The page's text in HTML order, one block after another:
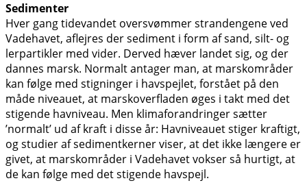
Sedimenter
Hver gang tidevandet oversvømmer strandengene ved
Vadehavet, aflejres der sediment i form af sand, silt- og
lerpartikler med vider. Derved hæver landet sig, og der
dannes marsk. Normalt antager man, at marskområder
kan følge med stigninger i havspejlet, forstået på den
måde niveauet, at marskoverfladen øges i takt med det
stigende havniveau. Men klimaforandringer sætter
’normalt’ ud af kraft i disse år: Havniveauet stiger kraftigt,
og studier af sedimentkerner viser, at det ikke længere er
givet, at marskområder i Vadehavet vokser så hurtigt, at
de kan følge med det stigende havspejl.